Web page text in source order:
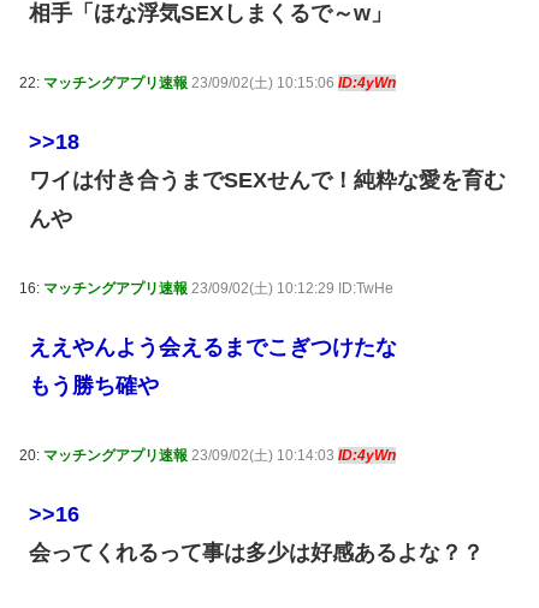
相手「ほな浮気SEXしまくるで～w」
22: マッチングアプリ速報 23/09/02(土) 10:15:06 ID:4yWn
>>18
ワイは付き合うまでSEXせんで！純粋な愛を育む
んや
16: マッチングアプリ速報 23/09/02(土) 10:12:29 ID:TwHe
ええやんよう会えるまでこぎつけたな
もう勝ち確や
20: マッチングアプリ速報 23/09/02(土) 10:14:03 ID:4yWn
>>16
会ってくれるって事は多少は好感あるよな？？